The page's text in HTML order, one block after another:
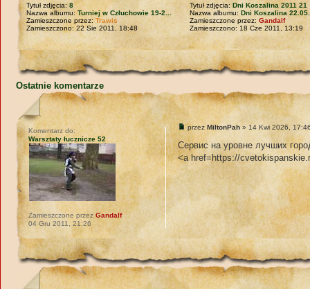
Tytuł zdjęcia:8
Nazwa albumu:Turniej w Człuchowie 19-2...
Zamieszczone przez:Trawis
Zamieszczono: 22 Sie 2011, 18:48
Tytuł zdjęcia:Dni Koszalina 2011 21
Nazwa albumu:Dni Koszalina
Zamieszczone przez:Gandalf
Zamieszczono: 18 Cze 2011, 13:19
Ostatnie komentarze
przezMiltonPah » 14 Kwi 2026,
Сервис на уровне лучших
<a href=https://
Komentarz do:
Warsztaty łucznicze 52
Zamieszczone przezGandalf
04 Gru 2011, 21:26